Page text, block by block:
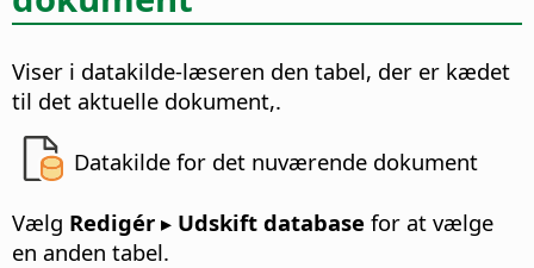
Viser i datakilde-læseren den tabel, der er kædet
til det aktuelle dokument,.
Datakilde for det nuværende dokument
Vælg Redigér ▸ Udskift database for at vælge
en anden tabel.